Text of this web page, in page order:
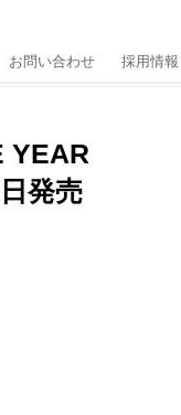
お問い合わせ 採用情報
YEAR
発売